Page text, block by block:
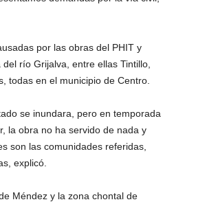
por las obras del PHIT y
río Grijalva, entre ellas Tintillo,
todas en el municipio de Centro.
se inundara, pero en temporada
la obra no ha servido de nada y
son las comunidades referidas,
explicó.
Méndez y la zona chontal de